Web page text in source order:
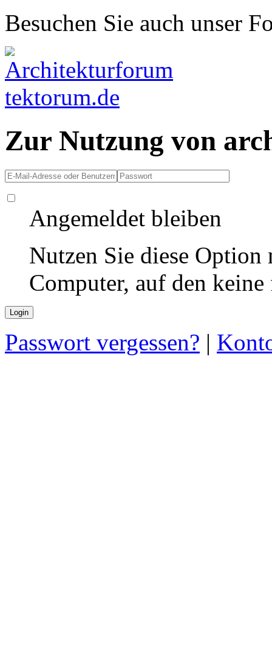
Besuchen Sie auch unser
Zur Nutzung von
Angemeldet bleiben
Nutzen Sie diese
Computer, auf den
Passwort vergessen? |